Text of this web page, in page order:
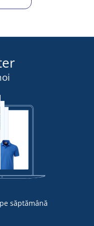
săptămână